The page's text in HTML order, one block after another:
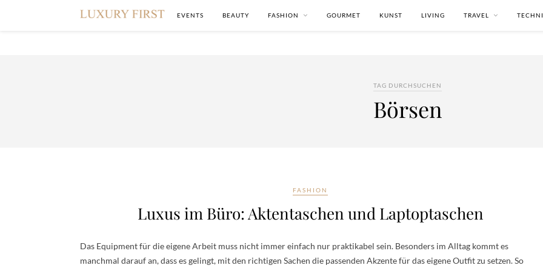
EVENTS BEAUTY FASHION GOURMET KUNST LIVING TRAVEL
TAG DURCHSUCHEN
Börsen
FASHION
Luxus im Büro: Aktentaschen und Laptoptaschen
Das Equipment für die eigene Arbeit muss nicht immer einfach nur praktikabel sein. Besonders im Alltag kommt es
manchmal darauf an, dass es gelingt, mit den richtigen Sachen die passenden Akzente für das eigene Outfit zu setzen. So